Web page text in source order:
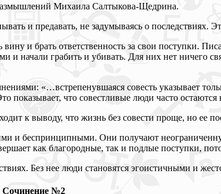
размышлений Михаила Салтыкова-Щедрина.
и предавать, не задумываясь о последствиях.
и брать ответственность за свои поступки.
начали грабить и убивать. Для них нет ничего
«…встрепенувшаяся совесть указывает
что совестливые люди часто
к выводу, что жизнь без совести проще, но ее
и беспринципными. Они получают
как благородные, так и подлые поступки,
Без нее люди становятся эгоистичными и
Сочинение №2